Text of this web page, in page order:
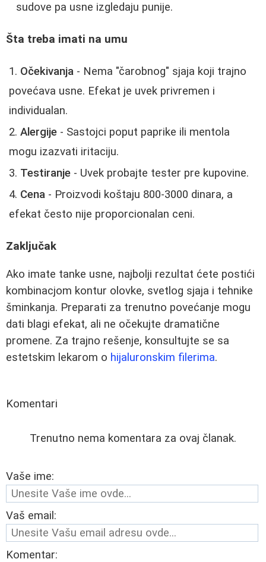
sudove pa usne izgledaju punije.
Šta treba imati na umu
Očekivanja - Nema "čarobnog" sjaja koji trajno
povećava usne. Efekat je uvek privremen i
individualan.
Alergije - Sastojci poput paprike ili mentola
mogu izazvati iritaciju.
Testiranje - Uvek probajte tester pre kupovine.
Cena - Proizvodi koštaju 800-3000 dinara, a
efekat često nije proporcionalan ceni.
Zaključak
Ako imate tanke usne, najbolji rezultat ćete postići
kombinacjom kontur olovke, svetlog sjaja i tehnike
šminkanja. Preparati za trenutno povećanje mogu
dati blagi efekat, ali ne očekujte dramatične
promene. Za trajno rešenje, konsultujte se sa
estetskim lekarom o hijaluronskim filerima.
Komentari
Trenutno nema komentara za ovaj članak.
Vaše ime:
Vaš email:
Komentar: